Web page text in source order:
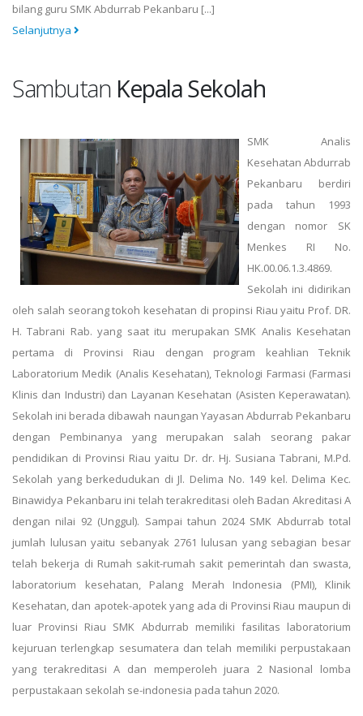
bilang guru SMK Abdurrab Pekanbaru [...]
Selanjutnya
Sambutan Kepala Sekolah
SMK Analis
Kesehatan Abdurrab
Pekanbaru berdiri
pada tahun 1993
dengan nomor SK
Menkes RI No.
HK.00.06.1.3.4869.
Sekolah ini didirikan
oleh salah seorang tokoh kesehatan di propinsi Riau yaitu Prof. DR.
H. Tabrani Rab. yang saat itu merupakan SMK Analis Kesehatan
pertama di Provinsi Riau dengan program keahlian Teknik
Laboratorium Medik (Analis Kesehatan), Teknologi Farmasi (Farmasi
Klinis dan Industri) dan Layanan Kesehatan (Asisten Keperawatan).
Sekolah ini berada dibawah naungan Yayasan Abdurrab Pekanbaru
dengan Pembinanya yang merupakan salah seorang pakar
pendidikan di Provinsi Riau yaitu Dr. dr. Hj. Susiana Tabrani, M.Pd.
Sekolah yang berkedudukan di Jl. Delima No. 149 kel. Delima Kec.
Binawidya Pekanbaru ini telah terakreditasi oleh Badan Akreditasi A
dengan nilai 92 (Unggul). Sampai tahun 2024 SMK Abdurrab total
jumlah lulusan yaitu sebanyak 2761 lulusan yang sebagian besar
telah bekerja di Rumah sakit-rumah sakit pemerintah dan swasta,
laboratorium kesehatan, Palang Merah Indonesia (PMI), Klinik
Kesehatan, dan apotek-apotek yang ada di Provinsi Riau maupun di
luar Provinsi Riau SMK Abdurrab memiliki fasilitas laboratorium
kejuruan terlengkap sesumatera dan telah memiliki perpustakaan
yang terakreditasi A dan memperoleh juara 2 Nasional lomba
perpustakaan sekolah se-indonesia pada tahun 2020.